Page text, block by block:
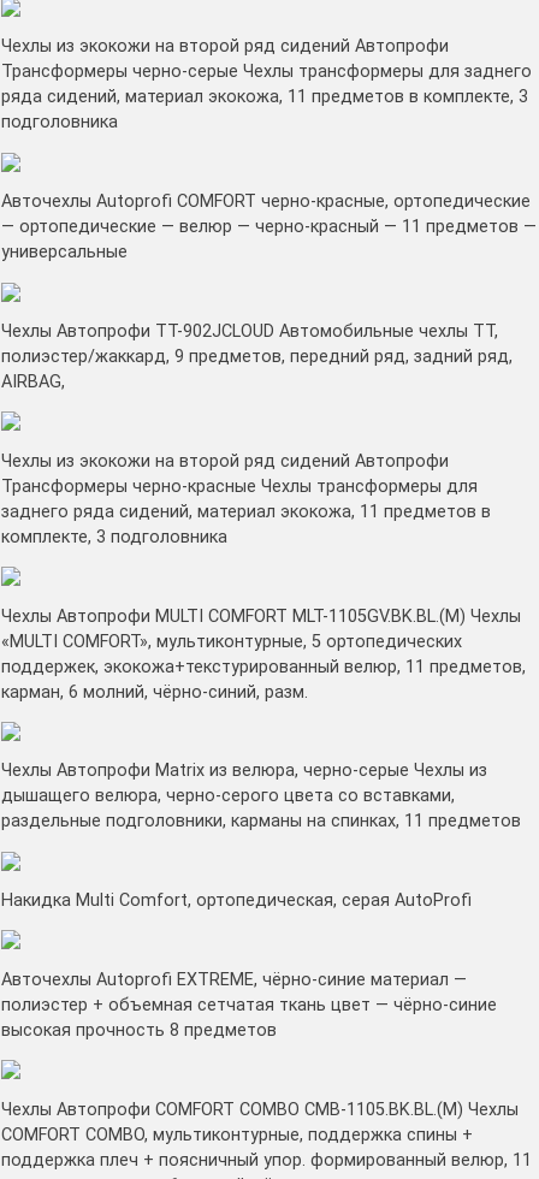
Чехлы из экокожи на второй ряд сидений Автопрофи
Трансформеры черно-серые Чехлы трансформеры для заднего
ряда сидений, материал экокожа, 11 предметов в комплекте, 3
подголовника
Авточехлы Autoprofi COMFORT черно-красные, ортопедические
— ортопедические — велюр — черно-красный — 11 предметов —
универсальные
Чехлы Автопрофи TT-902JCLOUD Автомобильные чехлы TT,
полиэстер/жаккард, 9 предметов, передний ряд, задний ряд,
AIRBAG,
Чехлы из экокожи на второй ряд сидений Автопрофи
Трансформеры черно-красные Чехлы трансформеры для
заднего ряда сидений, материал экокожа, 11 предметов в
комплекте, 3 подголовника
Чехлы Автопрофи MULTI COMFORT MLT-1105GV.BK.BL.(M) Чехлы
«MULTI COMFORT», мультиконтурные, 5 ортопедических
поддержек, экокожа+текстурированный велюр, 11 предметов,
карман, 6 молний, чёрно-синий, разм.
Чехлы Автопрофи Matrix из велюра, черно-серые Чехлы из
дышащего велюра, черно-серого цвета со вставками,
раздельные подголовники, карманы на спинках, 11 предметов
Накидка Multi Comfort, ортопедическая, серая AutoProfi
Авточехлы Autoprofi EXTREME, чёрно-синие материал —
полиэстер + объемная сетчатая ткань цвет — чёрно-синие
высокая прочность 8 предметов
Чехлы Автопрофи COMFORT COMBO CMB-1105.BK.BL.(M) Чехлы
COMFORT COMBO, мультиконтурные, поддержка спины +
поддержка плеч + поясничный упор. формированный велюр, 11